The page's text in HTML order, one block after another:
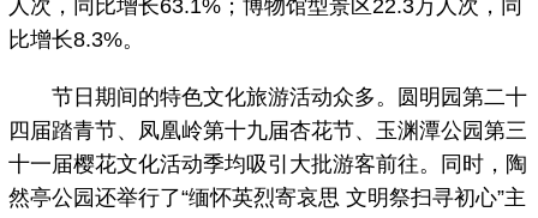
人次，同比增长63.1%；博物馆型景区22.3万人次，同
比增长8.3%。
节日期间的特色文化旅游活动众多。圆明园第二十
四届踏青节、凤凰岭第十九届杏花节、玉渊潭公园第三
十一届樱花文化活动季均吸引大批游客前往。同时，陶
然亭公园还举行了“缅怀英烈寄哀思 文明祭扫寻初心”主